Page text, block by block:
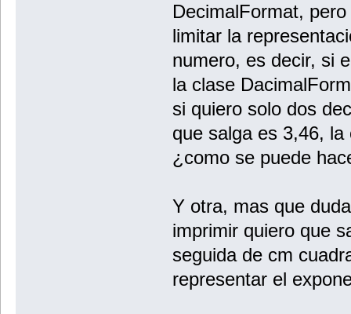
DecimalFormat,
limitar la
numero, es decir, si
la clase
si quiero solo dos
que salga es 3,46,
¿como se puede
Y otra, mas que
imprimir quiero que
seguida de cm
representar el